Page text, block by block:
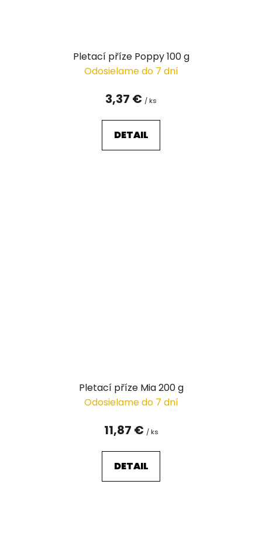
Pletací příze Poppy 100 g
Odosielame do 7 dní
3,37 € / ks
DETAIL
Pletací příze Mia 200 g
Odosielame do 7 dní
11,87 € / ks
DETAIL